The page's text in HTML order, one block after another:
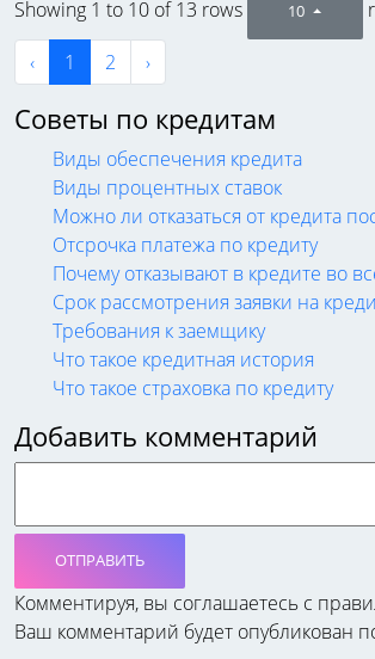
Showing 1 to 10 of 13 rows 10
‹
1 2 ›
Советы по кредитам
Виды обеспечения кредита
Виды процентных ставок
Можно ли отказаться от кредита
Отсрочка платежа по кредиту
Почему отказывают в кредите во
Срок рассмотрения заявки на
Требования к заемщику
Что такое кредитная история
Что такое страховка по кредиту
Добавить комментарий
ОТПРАВИТЬ
Комментируя, вы соглашаетесь c
Ваш комментарий будет опубликован